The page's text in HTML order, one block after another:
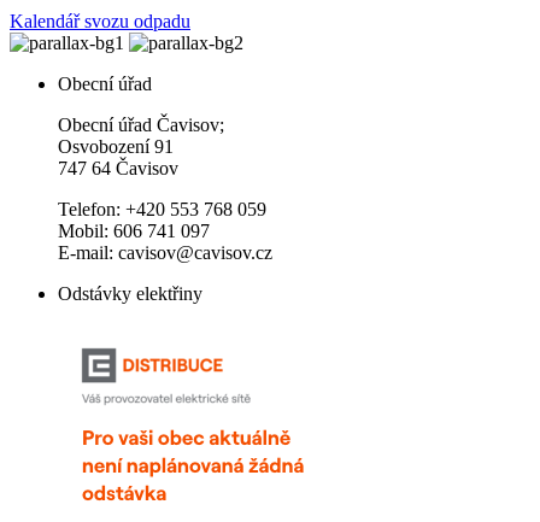
Kalendář svozu odpadu
Obecní úřad
Obecní úřad Čavisov;
Osvobození 91
747 64 Čavisov
Telefon: +420 553 768 059
Mobil: 606 741 097
E-mail: cavisov@cavisov.cz
Odstávky elektřiny